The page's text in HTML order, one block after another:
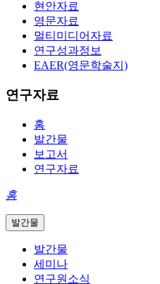
현안자료
영문자료
멀티미디어자료
연구성과정보
EAER(영문학술지)
연구자료
홈
발간물
보고서
연구자료
홈
발간물
발간물
세미나
연구원소식